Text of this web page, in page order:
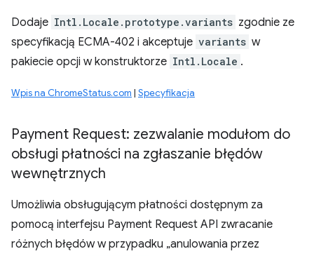
Dodaje Intl.Locale.prototype.variants zgodnie ze
specyfikacją ECMA-402 i akceptuje variants w
pakiecie opcji w konstruktorze Intl.Locale .
Wpis na ChromeStatus.com | Specyfikacja
Payment Request: zezwalanie modułom do
obsługi płatności na zgłaszanie błędów
wewnętrznych
Umożliwia obsługującym płatności dostępnym za
pomocą interfejsu Payment Request API zwracanie
różnych błędów w przypadku „anulowania przez